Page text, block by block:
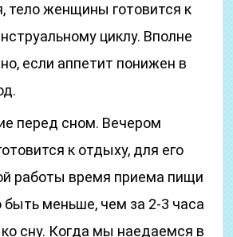
тело женщины готовится к
циклу. Вполне
если аппетит понижен в
перед сном. Вечером
к отдыху, для его
работы время приема пищи
меньше, чем за 2-3 часа
сну. Когда мы наедаемся в